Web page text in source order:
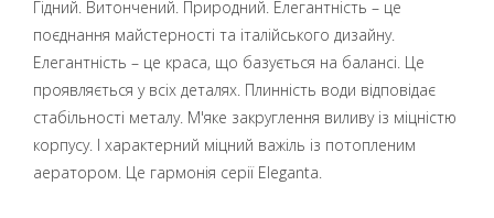
Гідний. Витончений. Природний. Елегантність – це
поєднання майстерності та італійського дизайну.
Елегантність – це краса, що базується на балансі. Це
проявляється у всіх деталях. Плинність води відповідає
стабільності металу. М'яке закруглення виливу із міцністю
корпусу. І характерний міцний важіль із потопленим
аератором. Це гармонія серії Eleganta.